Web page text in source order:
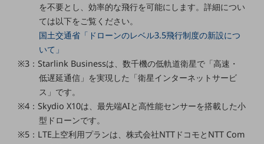
その他の業界はこちら
ゲーム感覚で見つける
ビジネスお悩み診断
NTTドコモビジネス
オンラインショップ
モバイル・ICTサービスをオンラインで
相談・申し込みができるバーチャルショップ
法人向けモバイルトップ
はじめての方へ
サービス・商品を探す
新規会員登録/ログインはこちら
を不要とし、効率的な飛行を可能にします。詳細につい
ては以下をご覧ください。
国土交通省「ドローンのレベル3.5飛行制度の新設につ
いて」
※3：Starlink Businessは、数千機の低軌道衛星で「高速・
低遅延通信」を実現した「衛星インターネットサービ
ス」です。
※4：Skydio X10は、最先端AIと高性能センサーを搭載した小
型ドローンです。
※5：LTE上空利用プランは、株式会社NTTドコモとNTT Com